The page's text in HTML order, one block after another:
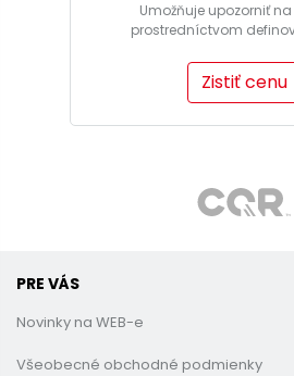
Umožňuje upozorniť
prostredníctvom
Zistiť cenu
PRE VÁS
Novinky na WEB-e
Všeobecné obchodné podmienky